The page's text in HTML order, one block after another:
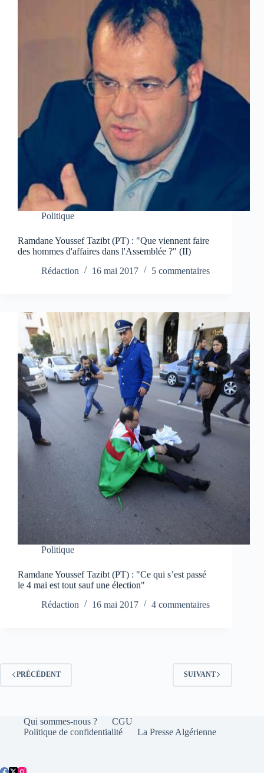
Politique
Ramdane Youssef Tazibt (PT) : "Que viennent faire
des hommes d'affaires dans l'Assemblée ?" (II)
Rédaction
16 mai 2017 5 commentaires
Politique
Ramdane Youssef Tazibt (PT) : "Ce qui s’est passé
le 4 mai est tout sauf une élection"
Rédaction
16 mai 2017 4 commentaires
PRÉCÉDENT SUIVANT
Qui sommes-nous ?
CGU
Politique de confidentialité
La Presse Algérienne